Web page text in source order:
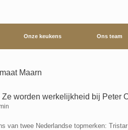
Onze keukens Ons team
Maarn
worden werkelijkheid bij Peter
van twee Nederlandse topmerken: